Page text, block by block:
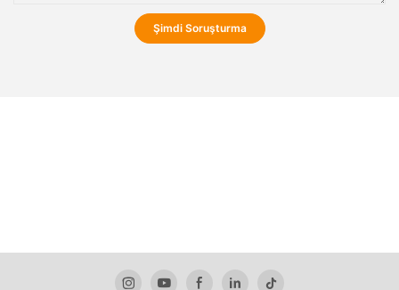
Şimdi Soruşturma